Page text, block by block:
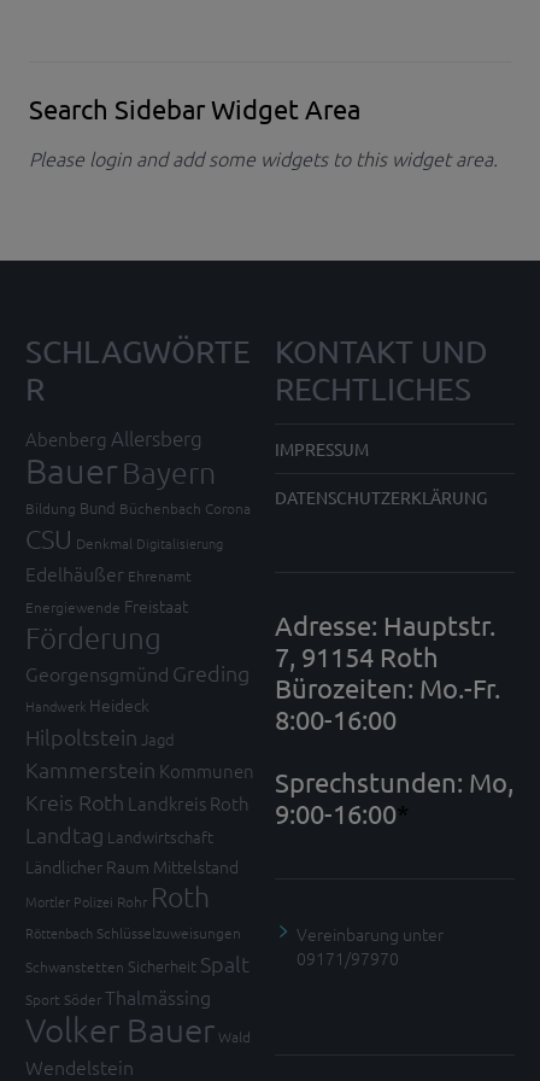
Search Sidebar Widget Area
Please login and add some widgets to this widget area.
SCHLAGWÖRTE
R
Abenberg Allersberg
Bauer Bayern
Bildung Bund Büchenbach Corona
CSU Denkmal Digitalisierung
Edelhäußer Ehrenamt
Energiewende Freistaat
Förderung
Georgensgmünd Greding
Handwerk Heideck
Hilpoltstein Jagd
Kammerstein Kommunen
Kreis Roth Landkreis Roth
Landtag Landwirtschaft
Ländlicher Raum Mittelstand
Mortler Polizei Rohr Roth
Röttenbach Schlüsselzuweisungen
Schwanstetten Sicherheit Spalt
Sport SöderThalmässing
Volker BauerWald
Wendelstein
KONTAKT UND
RECHTLICHES
IMPRESSUM
DATENSCHUTZERKLÄRUNG
Adresse: Hauptstr.
7, 91154 Roth
Bürozeiten: Mo.-Fr.
8:00-16:00
Sprechstunden: Mo,
9:00-16:00*
Vereinbarung unter
09171/97970